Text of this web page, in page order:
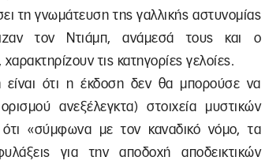
τη γνωμάτευση της γαλλικής αστυνομίας
τον Ντιάμπ, ανάμεσά τους και ο
τις κατηγορίες γελοίες.
είναι ότι η έκδοση δεν θα μπορούσε να
ανεξέλεγκτα) στοιχεία μυστικών
«σύμφωνα με τον καναδικό νόμο, τα
για την αποδοχή αποδεικτικών